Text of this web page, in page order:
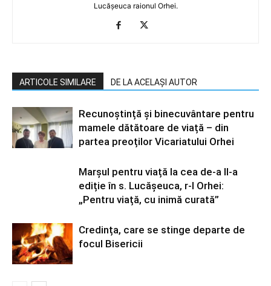
Lucășeuca raionul Orhei.
ARTICOLE SIMILARE DE LA ACELAȘI AUTOR
Recunoștință și binecuvântare pentru
mamele dătătoare de viață – din
partea preoților Vicariatului Orhei
Marșul pentru viață la cea de-a II-a
ediție în s. Lucășeuca, r-l Orhei:
„Pentru viață, cu inimă curată”
Credința, care se stinge departe de
focul Bisericii